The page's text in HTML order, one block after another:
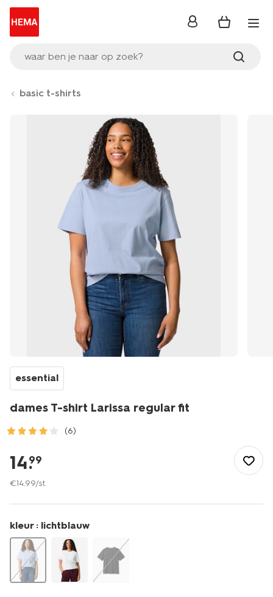
waar ben je naar op zoek?
inloggen
basic t-shirts
essential
dames T-shirt Larissa regular fit
(6)
tops/basics/dames-
t-
shirt-
regular-
-36302963.html
14.
99
€14.99/st.
kleur : lichtblauw